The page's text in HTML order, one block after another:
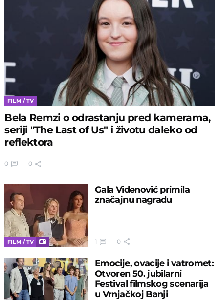
FILM / TV
Bela Remzi o odrastanju pred kamerama,
seriji "The Last of Us" i životu daleko od
reflektora
0 0
FILM / TV
Gala Videnović primila
značajnu nagradu
1 0
Emocije, ovacije i vatromet:
Otvoren 50. jubilarni
Festival filmskog scenarija
u Vrnjačkoj Banji